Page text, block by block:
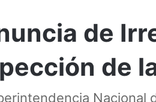
de
de
Nacional